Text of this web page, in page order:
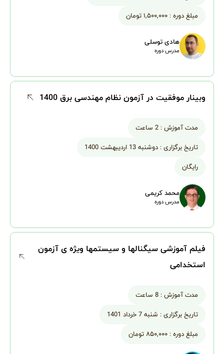
مبلغ دوره : ۱,۵۰۰,۰۰۰ تومان
هادی توسلی
مدرس دوره
وبینار موفقیت در آزمون نظام مهندسی برق 1400
مدت آموزش : 2 ساعت
تاریخ برگزاری : دوشنبه 13 اردیبهشت 1400
رایگان
محمد کریمی
مدرس دوره
فیلم آموزشی سیگنالها و سیستمها ویژه ی آزمون
استخدامی
مدت آموزش : 8 ساعت
تاریخ برگزاری : شنبه 7 خرداد 1401
مبلغ دوره : ۸۵۰,۰۰۰ تومان